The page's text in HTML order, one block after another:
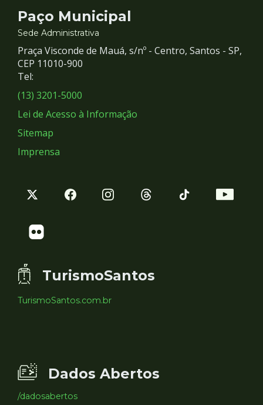
Contato
e
Redes
Sociais
Paço Municipal
Sede Administrativa
Praça Visconde de Mauá, s/nº - Centro, Santos - SP,
CEP 11010-900
Tel:
(13) 3201-5000
Lei de Acesso à Informação
Sitemap
Imprensa
TurismoSantos
TurismoSantos.com.br
Dados Abertos
/dadosabertos